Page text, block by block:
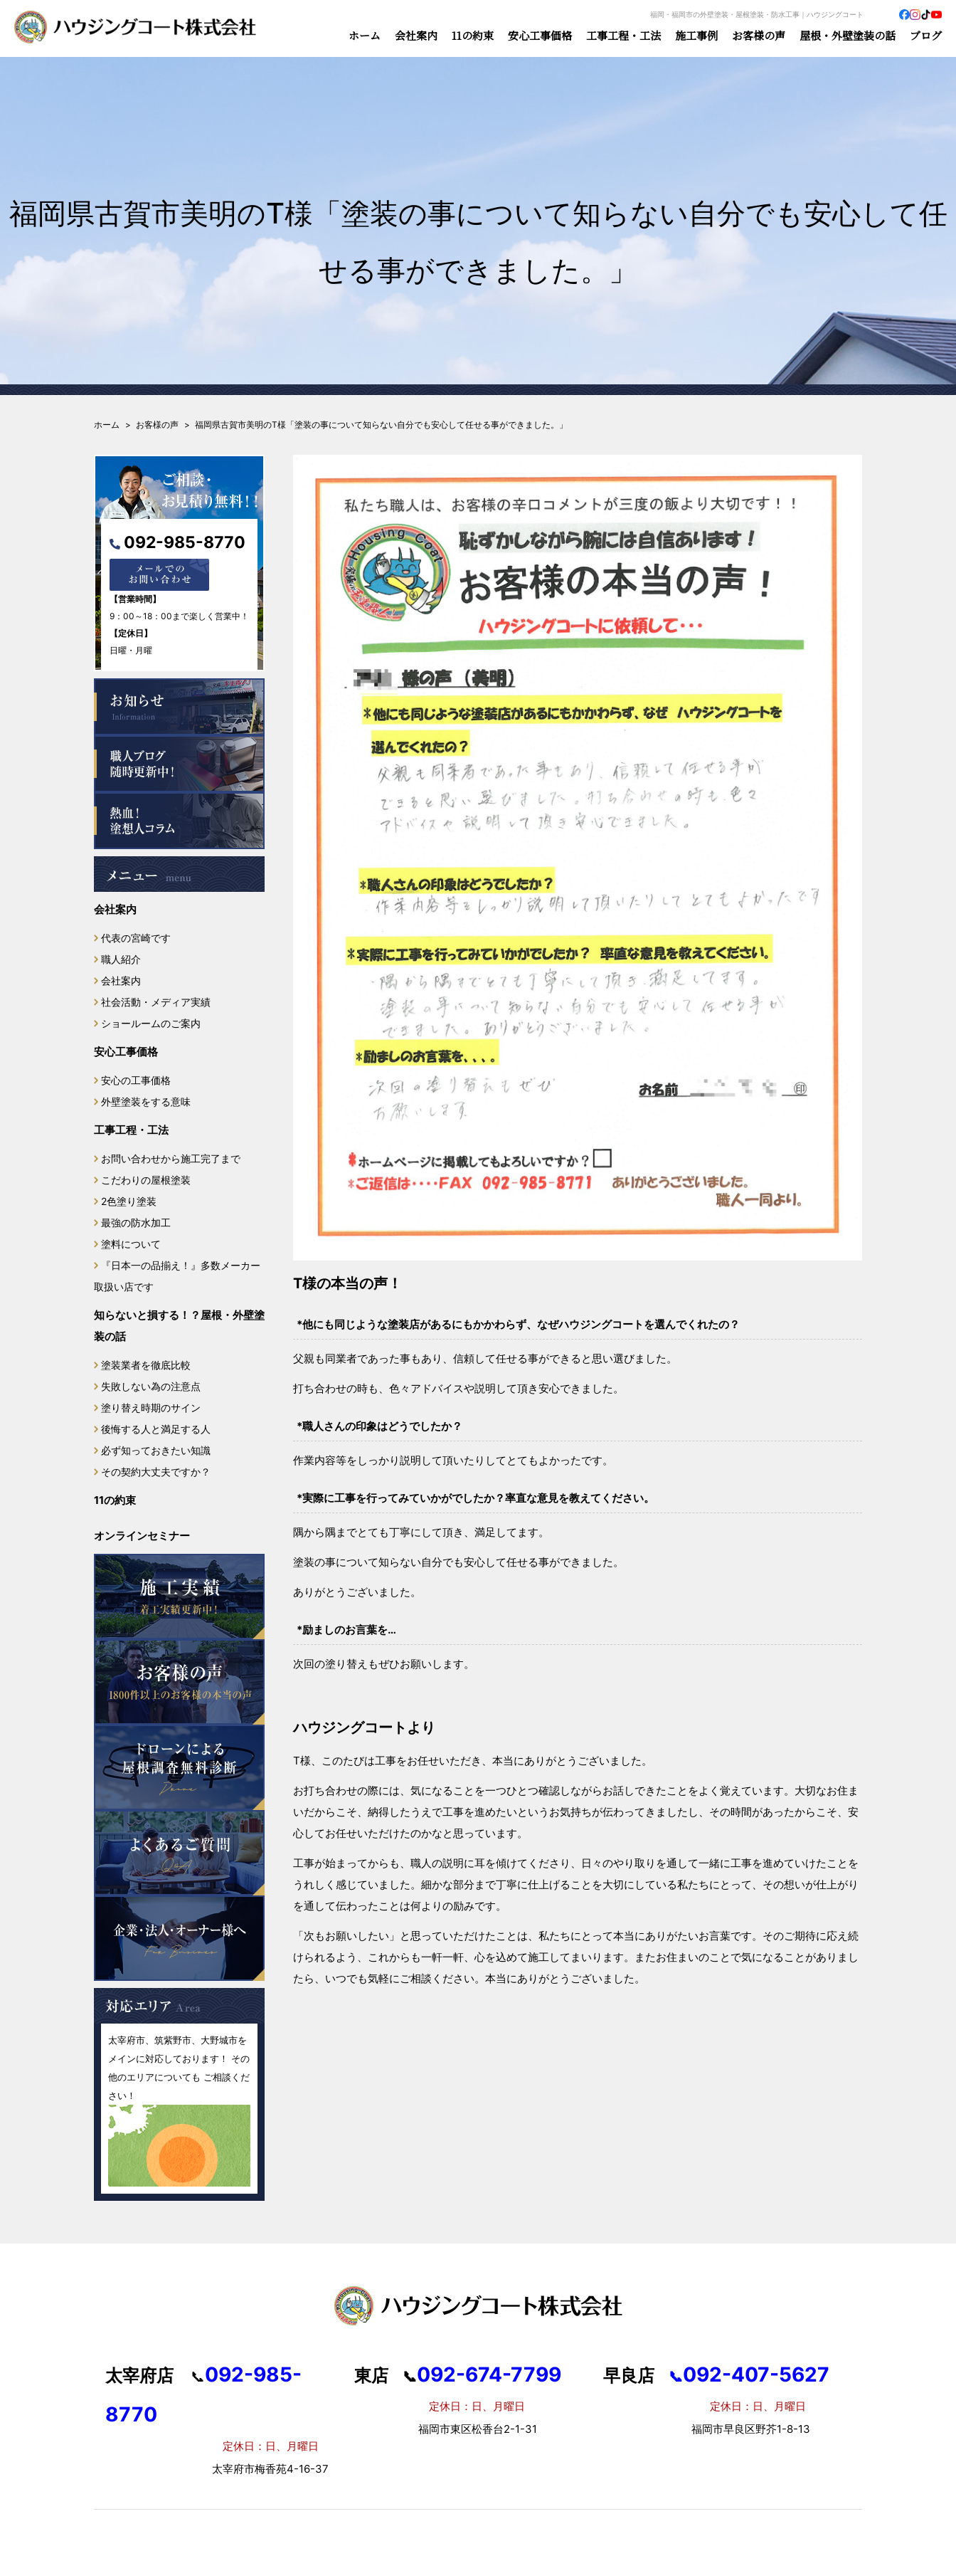
福岡・福岡市の外壁塗装・屋根塗装・防水工事｜ハウジングコート
ホーム 会社案内 11の約束 安心工事価格 工事工程・工法 施工事例 お客様の声 屋根・外壁塗装の話 ブログ
福岡県古賀市美明のT様「塗装の事について知らない自分でも安心して任
せる事ができました。」
ホーム お客様の声 福岡県古賀市美明のT様「塗装の事について知らない自分でも安心して任せる事ができました。」
T様の本当の声！
*他にも同じような塗装店があるにもかかわらず、なぜハウジングコートを選んでくれたの？
父親も同業者であった事もあり、信頼して任せる事ができると思い選びました。
打ち合わせの時も、色々アドバイスや説明して頂き安心できました。
*職人さんの印象はどうでしたか？
作業内容等をしっかり説明して頂いたりしてとてもよかったです。
*実際に工事を行ってみていかがでしたか？率直な意見を教えてください。
隅から隅までとても丁寧にして頂き、満足してます。
塗装の事について知らない自分でも安心して任せる事ができました。
ありがとうございました。
*励ましのお言葉を…
次回の塗り替えもぜひお願いします。
ハウジングコートより
T様、このたびは工事をお任せいただき、本当にありがとうございました。
お打ち合わせの際には、気になることを一つひとつ確認しながらお話しできたことをよく覚えています。大切なお住ま
いだからこそ、納得したうえで工事を進めたいというお気持ちが伝わってきましたし、その時間があったからこそ、安
心してお任せいただけたのかなと思っています。
工事が始まってからも、職人の説明に耳を傾けてくださり、日々のやり取りを通して一緒に工事を進めていけたことを
うれしく感じていました。細かな部分まで丁寧に仕上げることを大切にしている私たちにとって、その想いが仕上がり
を通して伝わったことは何よりの励みです。
「次もお願いしたい」と思っていただけたことは、私たちにとって本当にありがたいお言葉です。そのご期待に応え続
けられるよう、これからも一軒一軒、心を込めて施工してまいります。またお住まいのことで気になることがありまし
たら、いつでも気軽にご相談ください。本当にありがとうございました。
092-985-8770
【営業時間】
9：00～18：00まで楽しく営業中！
【定休日】
日曜・月曜
会社案内
代表の宮崎です
職人紹介
会社案内
社会活動・メディア実績
ショールームのご案内
安心工事価格
安心の工事価格
外壁塗装をする意味
工事工程・工法
お問い合わせから施工完了まで
こだわりの屋根塗装
2色塗り塗装
最強の防水加工
塗料について
『日本一の品揃え！』多数メーカー
取扱い店です
知らないと損する！？屋根・外壁塗
装の話
塗装業者を徹底比較
失敗しない為の注意点
塗り替え時期のサイン
後悔する人と満足する人
必ず知っておきたい知識
その契約大丈夫ですか？
11の約束
オンラインセミナー
太宰府市、筑紫野市、大野城市を
メインに対応しております！ その
他のエリアについても ご相談くだ
さい！
太宰府店 📞092-985-
8770
定休日：日、月曜日
太宰府市梅香苑4-16-37
東店 📞092-674-7799
定休日：日、月曜日
福岡市東区松香台2-1-31
早良店 📞092-407-5627
定休日：日、月曜日
福岡市早良区野芥1-8-13